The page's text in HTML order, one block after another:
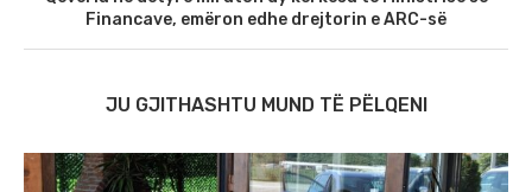
Financave, emëron edhe drejtorin e ARC-së
JU GJITHASHTU MUND TË PËLQENI